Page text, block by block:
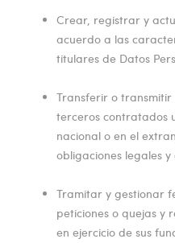
Crear, registrar y
acuerdo a las
titulares de Datos
Transferir o transmitir
terceros contratados
nacional o en el
obligaciones legales
Tramitar y gestionar
peticiones o quejas y
en ejercicio de sus